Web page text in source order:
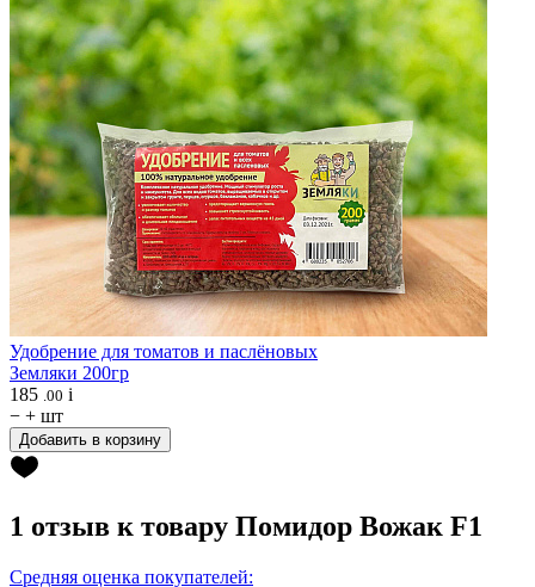
Удобрение для томатов и паслёновых
Земляки 200гр
185 .00 i
− + шт
Добавить в корзину
1 отзыв к товару Помидор Вожак F1
Средняя оценка покупателей: